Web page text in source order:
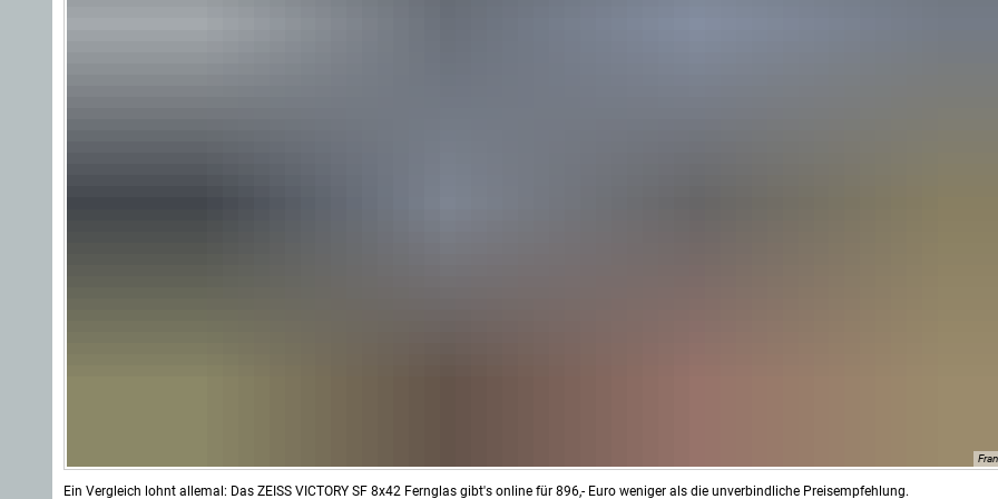
Ein Vergleich lohnt allemal: Das ZEISS VICTORY SF 8x42 Fernglas gibt's online für 896,- Euro weniger als die unverbindliche Preisempfehlung.